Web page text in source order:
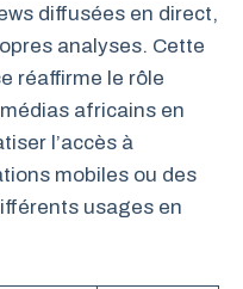
diffusées en direct,
analyses. Cette
réaffirme le rôle
africains en
l’accès à
mobiles ou des
usages en